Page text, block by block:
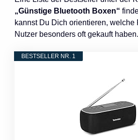
„Günstige Bluetooth Boxen“
kannst Du Dich orientieren, welche
Nutzer besonders oft gekauft haben.
BESTSELLER NR. 1